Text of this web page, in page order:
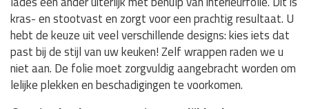
kras- en stootvast en zorgt voor een prachtig resultaat. U
hebt de keuze uit veel verschillende designs: kies iets dat
past bij de stijl van uw keuken! Zelf wrappen raden we u
niet aan. De folie moet zorgvuldig aangebracht worden om
lelijke plekken en beschadigingen te voorkomen.